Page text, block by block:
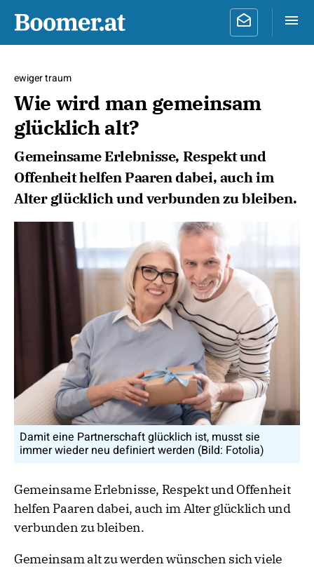
ewiger traum
Wie wird man gemeinsam
glücklich alt?
Gemeinsame Erlebnisse, Respekt und
Offenheit helfen Paaren dabei, auch im
Alter glücklich und verbunden zu bleiben.
Damit eine Partnerschaft glücklich ist, musst sie
immer wieder neu definiert werden (Bild: Fotolia)
Gemeinsame Erlebnisse, Respekt und Offenheit
helfen Paaren dabei, auch im Alter glücklich und
verbunden zu bleiben.
Gemeinsam alt zu werden wünschen sich viele